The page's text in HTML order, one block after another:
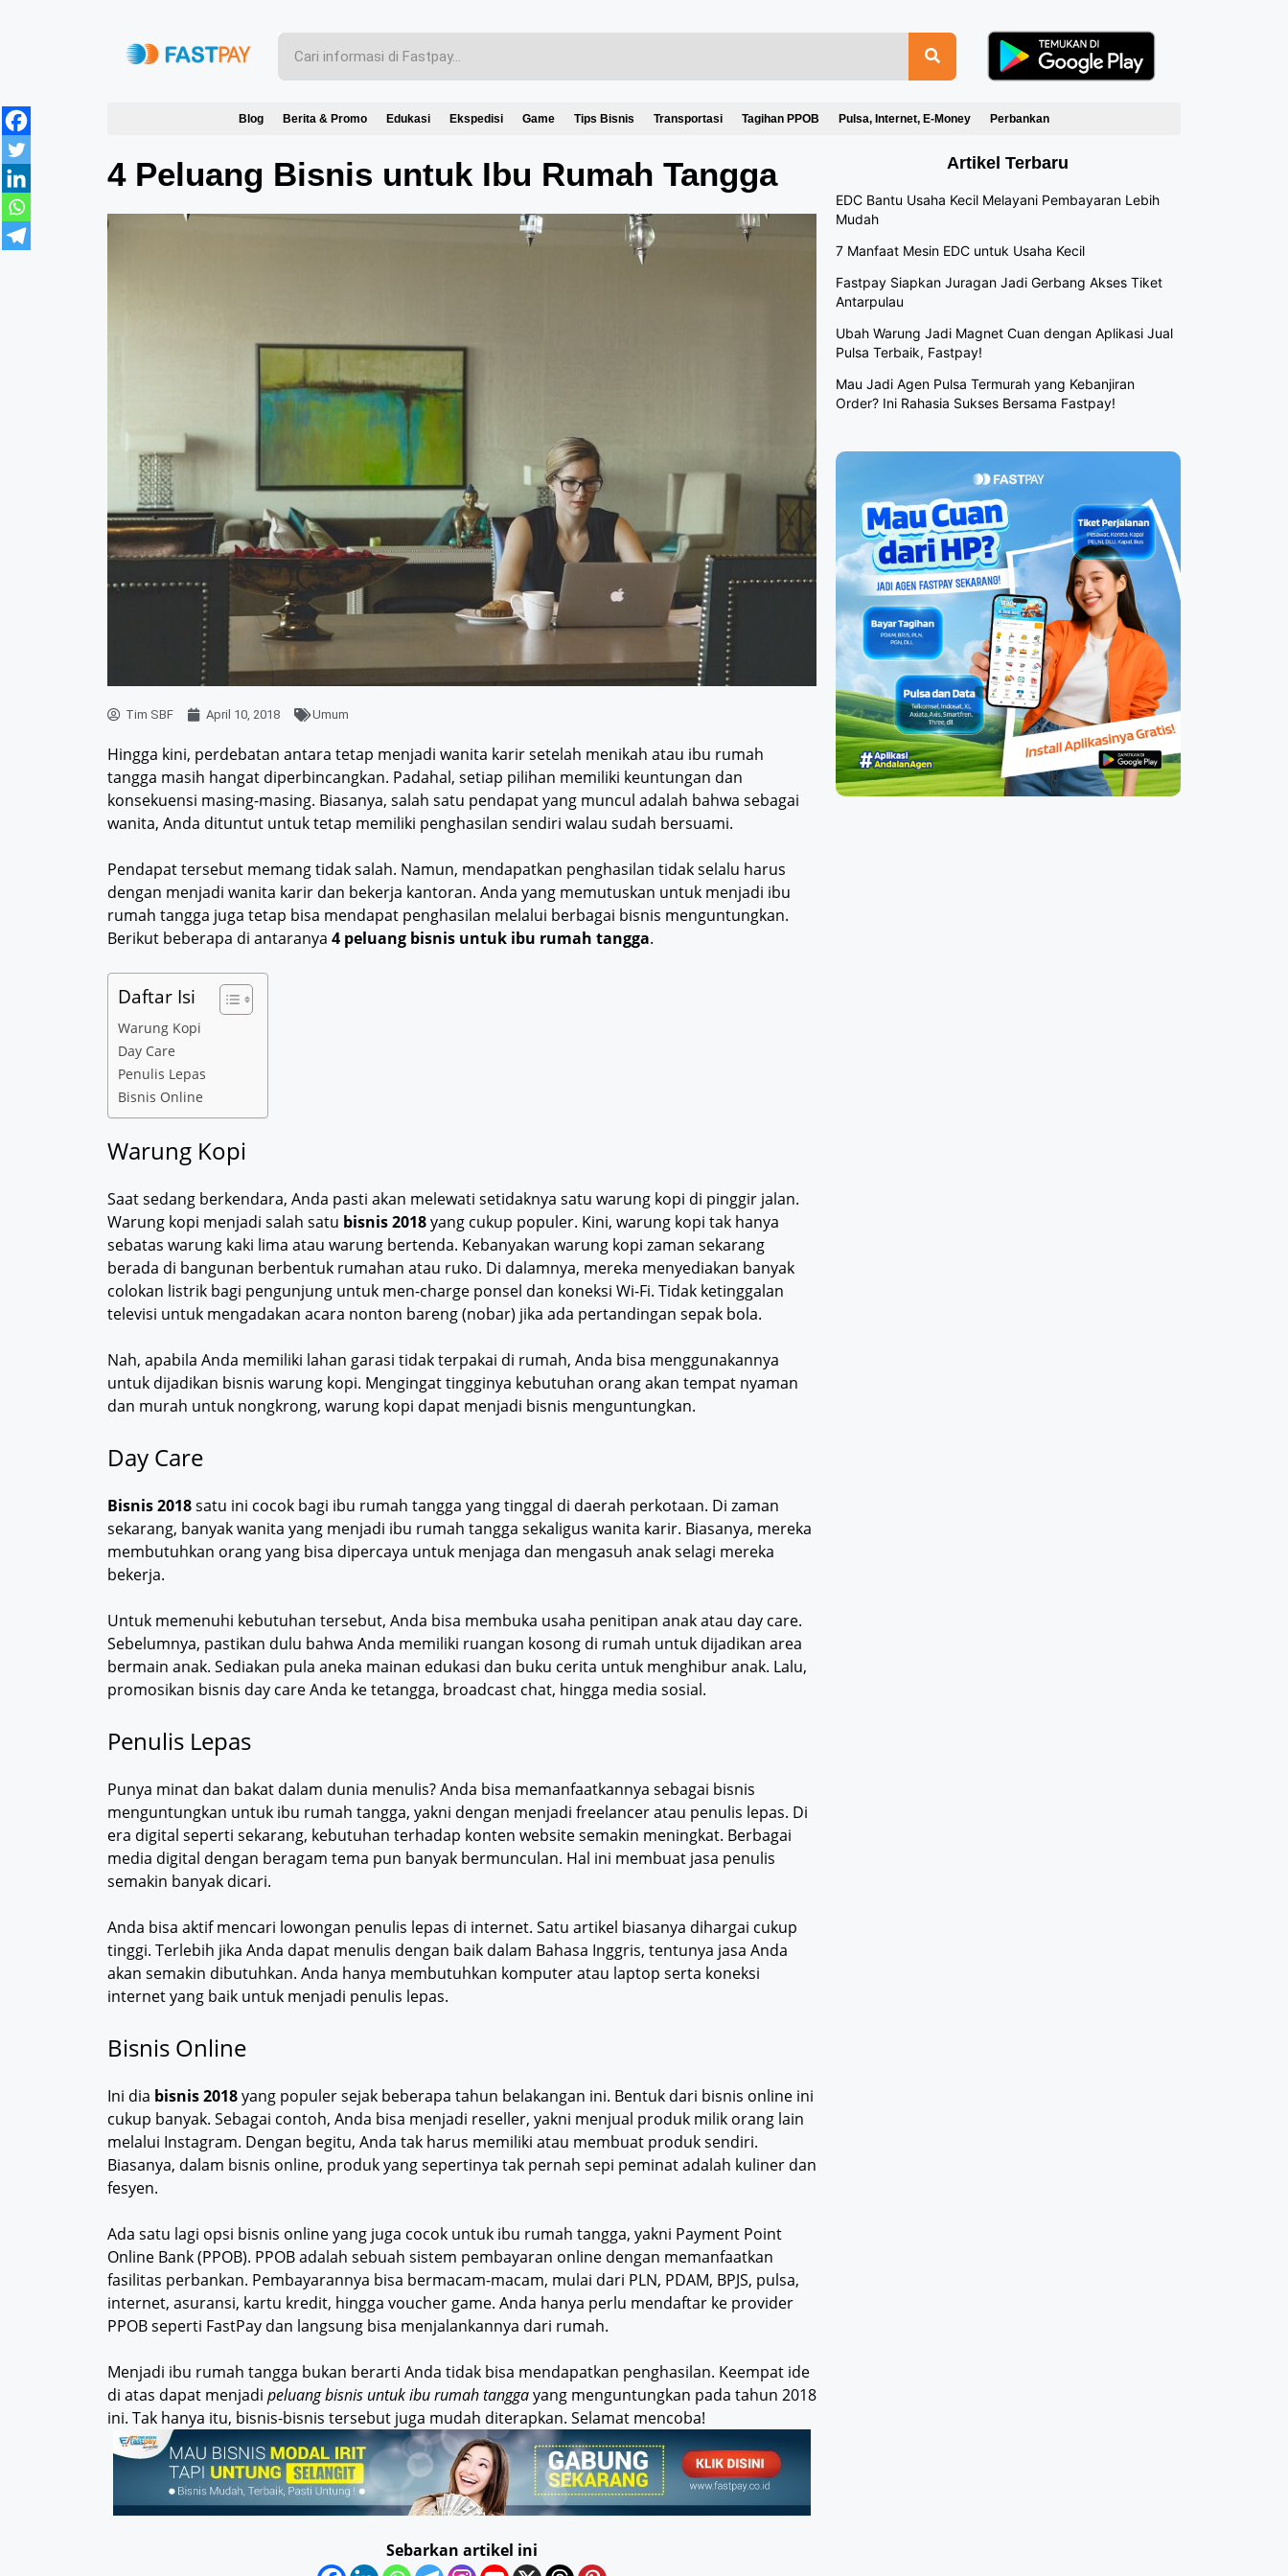
Blog Berita & Promo Edukasi Ekspedisi Game Tips Bisnis Transportasi Tagihan PPOB Pulsa, Internet, E-Money Perbankan
4 Peluang Bisnis untuk Ibu Rumah Tangga
Tim SBF April 10, 2018 Umum
Hingga kini, perdebatan antara tetap menjadi wanita karir setelah menikah atau ibu rumah
tangga masih hangat diperbincangkan. Padahal, setiap pilihan memiliki keuntungan dan
konsekuensi masing-masing. Biasanya, salah satu pendapat yang muncul adalah bahwa sebagai
wanita, Anda dituntut untuk tetap memiliki penghasilan sendiri walau sudah bersuami.
Pendapat tersebut memang tidak salah. Namun, mendapatkan penghasilan tidak selalu harus
dengan menjadi wanita karir dan bekerja kantoran. Anda yang memutuskan untuk menjadi ibu
rumah tangga juga tetap bisa mendapat penghasilan melalui berbagai bisnis menguntungkan.
Berikut beberapa di antaranya 4 peluang bisnis untuk ibu rumah tangga.
Daftar Isi
Warung Kopi
Day Care
Penulis Lepas
Bisnis Online
Warung Kopi
Saat sedang berkendara, Anda pasti akan melewati setidaknya satu warung kopi di pinggir jalan.
Warung kopi menjadi salah satu bisnis 2018yang cukup populer. Kini, warung kopi tak hanya
sebatas warung kaki lima atau warung bertenda. Kebanyakan warung kopi zaman sekarang
berada di bangunan berbentuk rumahan atau ruko. Di dalamnya, mereka menyediakan banyak
colokan listrik bagi pengunjung untuk men-charge ponsel dan koneksi Wi-Fi. Tidak ketinggalan
televisi untuk mengadakan acara nonton bareng (nobar) jika ada pertandingan sepak bola.
Nah, apabila Anda memiliki lahan garasi tidak terpakai di rumah, Anda bisa menggunakannya
untuk dijadikan bisnis warung kopi. Mengingat tingginya kebutuhan orang akan tempat nyaman
dan murah untuk nongkrong, warung kopi dapat menjadi bisnis menguntungkan.
Day Care
Bisnis 2018satu ini cocok bagi ibu rumah tangga yang tinggal di daerah perkotaan. Di zaman
sekarang, banyak wanita yang menjadi ibu rumah tangga sekaligus wanita karir. Biasanya, mereka
membutuhkan orang yang bisa dipercaya untuk menjaga dan mengasuh anak selagi mereka
bekerja.
Untuk memenuhi kebutuhan tersebut, Anda bisa membuka usaha penitipan anak atau day care.
Sebelumnya, pastikan dulu bahwa Anda memiliki ruangan kosong di rumah untuk dijadikan area
bermain anak. Sediakan pula aneka mainan edukasi dan buku cerita untuk menghibur anak. Lalu,
promosikan bisnis day care Anda ke tetangga, broadcast chat, hingga media sosial.
Penulis Lepas
Punya minat dan bakat dalam dunia menulis? Anda bisa memanfaatkannya sebagai bisnis
menguntungkan untuk ibu rumah tangga, yakni dengan menjadi freelancer atau penulis lepas. Di
era digital seperti sekarang, kebutuhan terhadap konten website semakin meningkat. Berbagai
media digital dengan beragam tema pun banyak bermunculan. Hal ini membuat jasa penulis
semakin banyak dicari.
Anda bisa aktif mencari lowongan penulis lepas di internet. Satu artikel biasanya dihargai cukup
tinggi. Terlebih jika Anda dapat menulis dengan baik dalam Bahasa Inggris, tentunya jasa Anda
akan semakin dibutuhkan. Anda hanya membutuhkan komputer atau laptop serta koneksi
internet yang baik untuk menjadi penulis lepas.
Bisnis Online
Ini dia bisnis 2018yang populer sejak beberapa tahun belakangan ini. Bentuk dari bisnis online ini
cukup banyak. Sebagai contoh, Anda bisa menjadi reseller, yakni menjual produk milik orang lain
melalui Instagram. Dengan begitu, Anda tak harus memiliki atau membuat produk sendiri.
Biasanya, dalam bisnis online, produk yang sepertinya tak pernah sepi peminat adalah kuliner dan
fesyen.
Ada satu lagi opsi bisnis online yang juga cocok untuk ibu rumah tangga, yakni Payment Point
Online Bank (PPOB). PPOB adalah sebuah sistem pembayaran online dengan memanfaatkan
fasilitas perbankan. Pembayarannya bisa bermacam-macam, mulai dari PLN, PDAM, BPJS, pulsa,
internet, asuransi, kartu kredit, hingga voucher game. Anda hanya perlu mendaftar ke provider
PPOB seperti FastPay dan langsung bisa menjalankannya dari rumah.
Menjadi ibu rumah tangga bukan berarti Anda tidak bisa mendapatkan penghasilan. Keempat ide
di atas dapat menjadi peluang bisnis untuk ibu rumah tanggayang menguntungkan pada tahun 2018
ini. Tak hanya itu, bisnis-bisnis tersebut juga mudah diterapkan. Selamat mencoba!
Sebarkan artikel ini
Artikel Terbaru
EDC Bantu Usaha Kecil Melayani Pembayaran Lebih
Mudah
7 Manfaat Mesin EDC untuk Usaha Kecil
Fastpay Siapkan Juragan Jadi Gerbang Akses Tiket
Antarpulau
Ubah Warung Jadi Magnet Cuan dengan Aplikasi Jual
Pulsa Terbaik, Fastpay!
Mau Jadi Agen Pulsa Termurah yang Kebanjiran
Order? Ini Rahasia Sukses Bersama Fastpay!